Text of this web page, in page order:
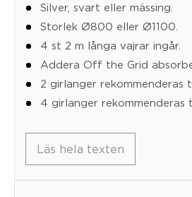
Silver, svart eller mässing.
Storlek Ø800 eller Ø1100.
4 st 2 m långa vajrar ingår.
Addera Off the Grid
2 girlanger rekommenderas
4 girlanger rekommenderas
Läs hela texten